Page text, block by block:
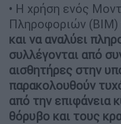
• Η χρήση ενός
Πληροφοριών (BIM)
και να αναλύει
συλλέγονται από
αισθητήρες στην
παρακολουθούν
από την επιφάνεια
θόρυβο και τους